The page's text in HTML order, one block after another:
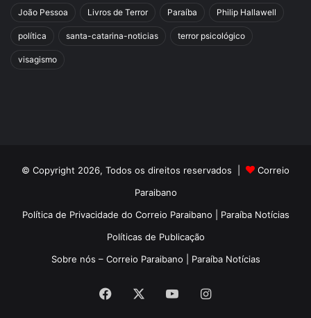
João Pessoa Livros de Terror Paraíba Philip Hallawell
política santa-catarina-noticias terror psicológico
visagismo
© Copyright 2026, Todos os direitos reservados |
Correio
Paraibano
Política de Privacidade do Correio Paraibano | Paraíba Notícias
Políticas de Publicação
Sobre nós – Correio Paraibano | Paraíba Notícias
Facebook YouTubeInstagram